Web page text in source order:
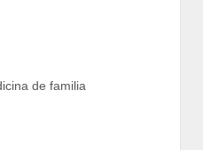
de familia